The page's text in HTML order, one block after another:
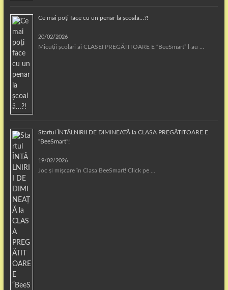
Ce mai poți face cu un penar la școală…?!
20/02/2026
Micuții școlari ai CLASEI PREGĂTITOARE E “BeeSmart” l-au …
Startul ÎNTÂLNIRII DE DIMINEAȚĂ la CLASA PREGĂTITOARE E
“BeeSmart”!
19/02/2026
Joc și mișcare în Clasa BeeSmart! Click pe …